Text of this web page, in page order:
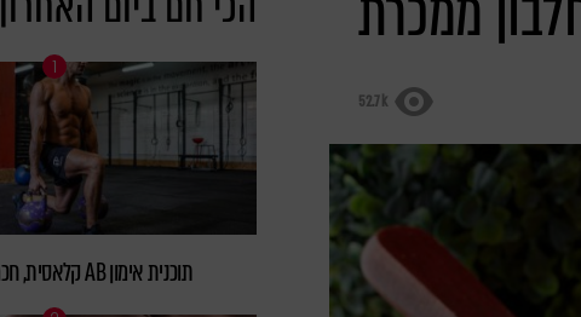
52.7k
תוכנית אימון AB קלאסית, חכמה ומשופרת